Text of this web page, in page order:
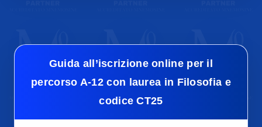
Guida all’iscrizione online per il
percorso A-12 con laurea in Filosofia e
codice CT25